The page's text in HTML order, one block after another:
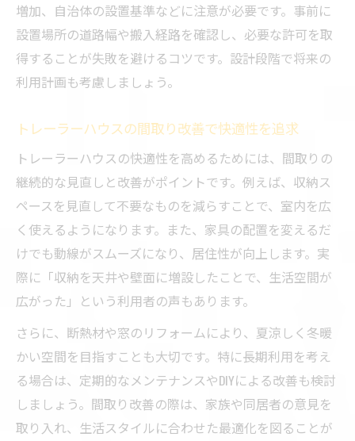
増加、自治体の設置基準などに注意が必要です。事前に
設置場所の道路幅や搬入経路を確認し、必要な許可を取
得することが失敗を避けるコツです。設計段階で将来の
利用計画も考慮しましょう。
トレーラーハウスの間取り改善で快適性を追求
トレーラーハウスの快適性を高めるためには、間取りの
継続的な見直しと改善がポイントです。例えば、収納ス
ペースを見直して不要なものを減らすことで、室内を広
く使えるようになります。また、家具の配置を変えるだ
けでも動線がスムーズになり、居住性が向上します。実
際に「収納を天井や壁面に増設したことで、生活空間が
広がった」という利用者の声もあります。
さらに、断熱材や窓のリフォームにより、夏涼しく冬暖
かい空間を目指すことも大切です。特に長期利用を考え
る場合は、定期的なメンテナンスやDIYによる改善も検討
しましょう。間取り改善の際は、家族や同居者の意見を
取り入れ、生活スタイルに合わせた最適化を図ることが